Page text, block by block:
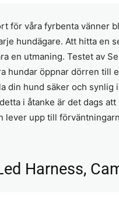
för våra fyrbenta vänner
hundägare. Att hitta en
en utmaning. Testet av
hundar öppnar dörren till
din hund säker och
i åtanke är det dags
lever upp till
Harness,